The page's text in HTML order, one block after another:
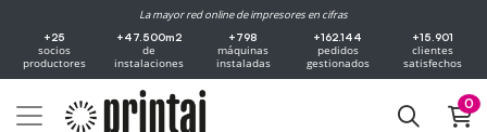
La mayor red online de impresores en cifras
+25
socios
productores
+47.500m2
de
instalaciones
+798
máquinas
instaladas
+162.144
pedidos
gestionados
+15.901
clientes
satisfechos
0